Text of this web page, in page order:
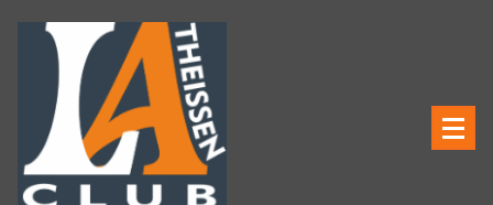
Inhalt
springen